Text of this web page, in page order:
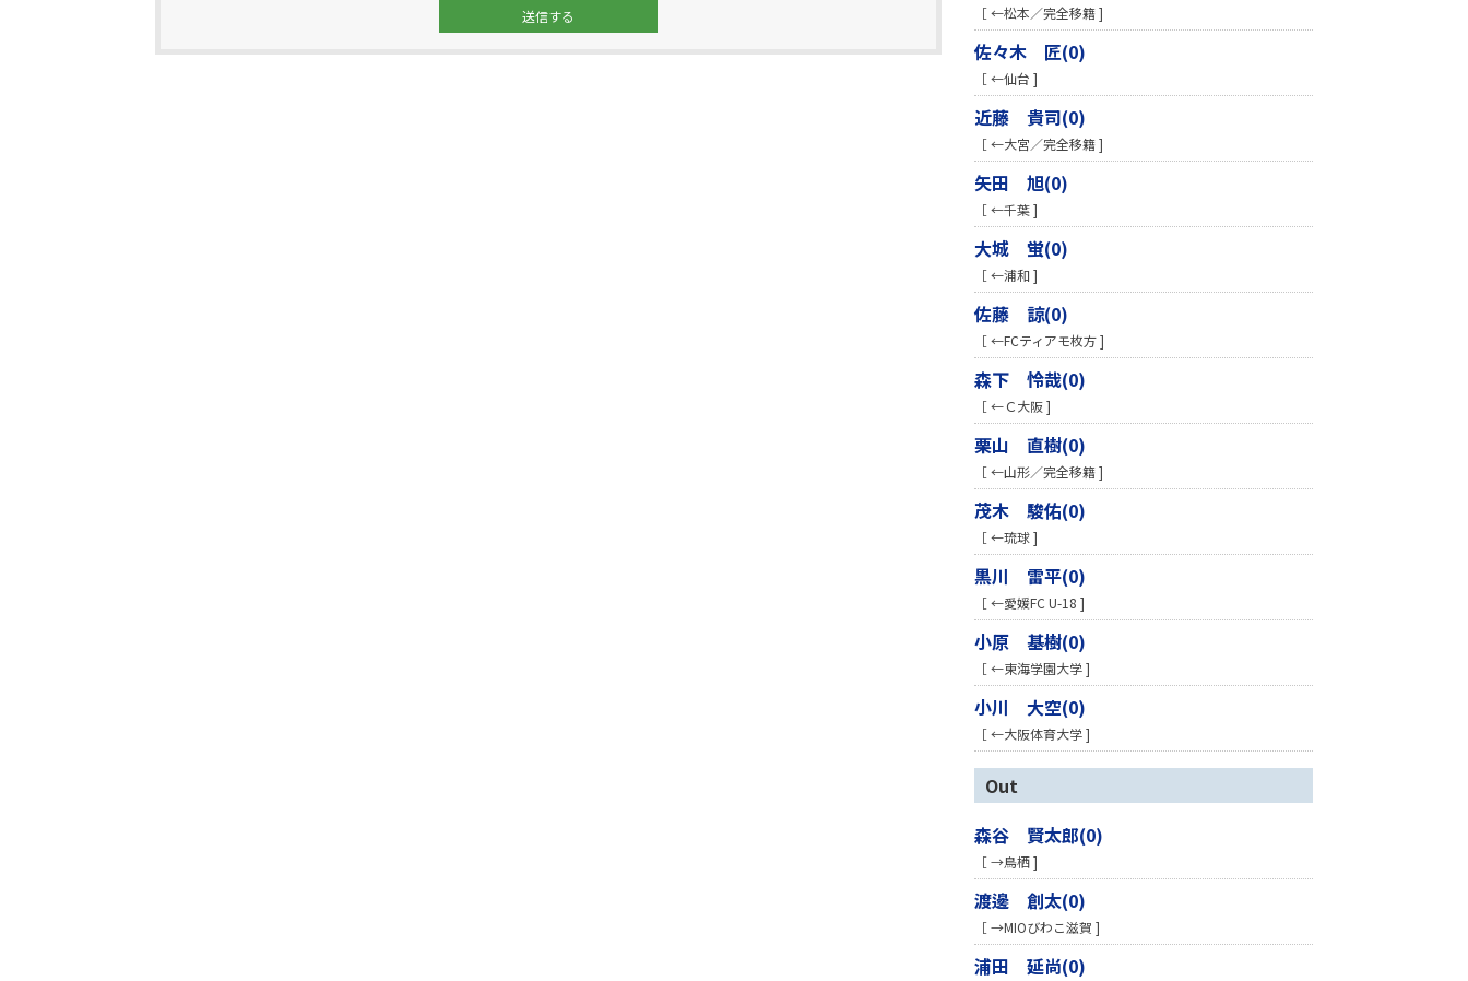
［ ←松本／完全移籍 ]
佐々木 匠(0)
［ ←仙台 ]
近藤 貴司(0)
［ ←大宮／完全移籍 ]
矢田 旭(0)
［ ←千葉 ]
大城 蛍(0)
［ ←浦和 ]
佐藤 諒(0)
［ ←FCティアモ枚方 ]
森下 怜哉(0)
［ ←Ｃ大阪 ]
栗山 直樹(0)
［ ←山形／完全移籍 ]
茂木 駿佑(0)
［ ←琉球 ]
黒川 雷平(0)
［ ←愛媛FC U-18 ]
小原 基樹(0)
［ ←東海学園大学 ]
小川 大空(0)
［ ←大阪体育大学 ]
Out
森谷 賢太郎(0)
［ →鳥栖 ]
渡邊 創太(0)
［ →MIOびわこ滋賀 ]
浦田 延尚(0)